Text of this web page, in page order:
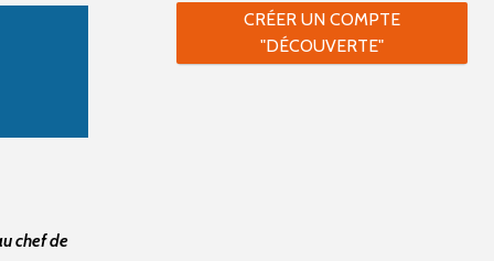
chef de
CRÉER UN COMPTE
"DÉCOUVERTE"